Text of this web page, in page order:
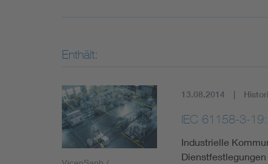
Enthält:
13.08.2014
IEC 61158-3-
Industrielle